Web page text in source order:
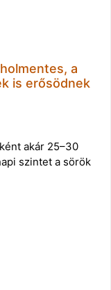
a
is erősödnek
akár 25–30
szintet a sörök